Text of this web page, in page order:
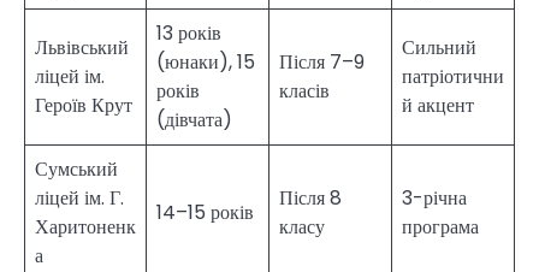
Львівський
ліцей ім.
Героїв Крут
13 років
(юнаки), 15
років
(дівчата)
Після 7–9
класів
Сильний
патріотични
й акцент
Сумський
ліцей ім. Г.
Харитоненк
а
14–15 років
Після 8
класу
3-річна
програма